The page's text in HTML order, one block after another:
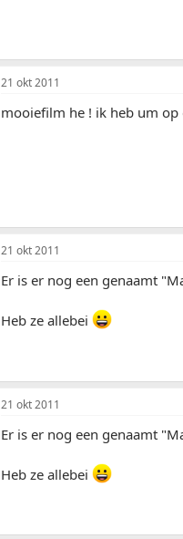
21 okt 2011
mooiefilm he ! ik heb um
21 okt 2011
Er is er nog een genaamt
Heb ze allebei
21 okt 2011
Er is er nog een genaamt
Heb ze allebei